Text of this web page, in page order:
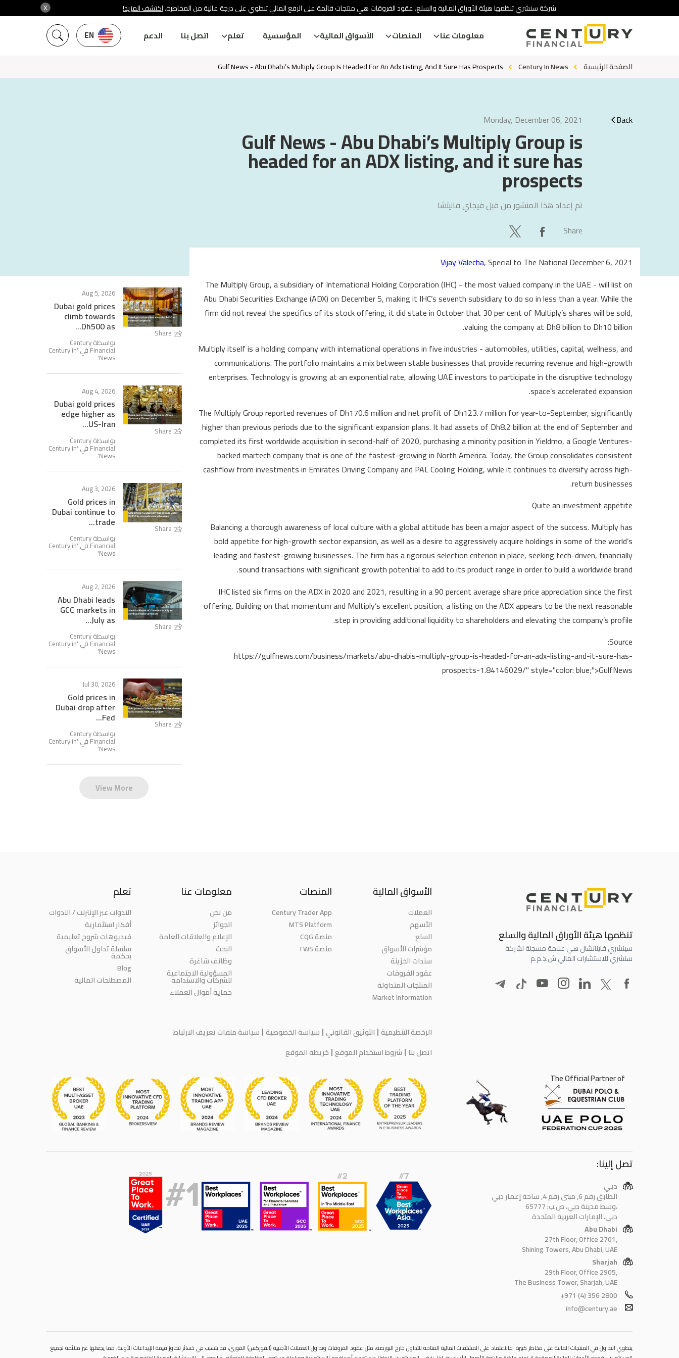
X شركة سنشري تنظمها هيئة الأوراق المالية والسلع. عقود الفروقات هي منتجات قائمة على الرفع المالي تنطوي على درجة عالية من المخاطرة.اكتشف المزيد!
EN معلومات عنا المنصات الأسواق المالية المؤسسية تعلم اتصل بنا الدعم
الصفحة الرئيسية Century In News
Gulf News - Abu Dhabi’s Multiply Group Is Headed For An Adx Listing, And It Sure Has Prospects
Back
Monday, December 06, 2021
Gulf News - Abu Dhabi’s Multiply Group is
headed for an ADX listing, and it sure has
prospects
تم إعداد هذا المنشور من قبل فيجاي فاليتشا
Share
Vijay Valecha, Special to The National December 6, 2021
The Multiply Group, a subsidiary of International Holding Corporation (IHC) - the most valued company in the UAE - will list on
Abu Dhabi Securities Exchange (ADX) on December 5, making it IHC’s seventh subsidiary to do so in less than a year. While the
firm did not reveal the specifics of its stock offering, it did state in October that 30 per cent of Multiply’s shares will be sold,
valuing the company at Dh8 billion to Dh10 billion.
Multiply itself is a holding company with international operations in five industries - automobiles, utilities, capital, wellness, and
communications. The portfolio maintains a mix between stable businesses that provide recurring revenue and high-growth
enterprises. Technology is growing at an exponential rate, allowing UAE investors to participate in the disruptive technology
space’s accelerated expansion.
The Multiply Group reported revenues of Dh170.6 million and net profit of Dh123.7 million for year-to-September, significantly
higher than previous periods due to the significant expansion plans. It had assets of Dh8.2 billion at the end of September and
completed its first worldwide acquisition in second-half of 2020, purchasing a minority position in Yieldmo, a Google Ventures-
backed martech company that is one of the fastest-growing in North America. Today, the Group consolidates consistent
cashflow from investments in Emirates Driving Company and PAL Cooling Holding, while it continues to diversify across high-
return businesses.
Quite an investment appetite
Balancing a thorough awareness of local culture with a global attitude has been a major aspect of the success. Multiply has
bold appetite for high-growth sector expansion, as well as a desire to aggressively acquire holdings in some of the world’s
leading and fastest-growing businesses. The firm has a rigorous selection criterion in place, seeking tech-driven, financially
sound transactions with significant growth potential to add to its product range in order to build a worldwide brand.
IHC listed six firms on the ADX in 2020 and 2021, resulting in a 90 percent average share price appreciation since the first
offering. Building on that momentum and Multiply’s excellent position, a listing on the ADX appears to be the next reasonable
step in providing additional liquidity to shareholders and elevating the company’s profile.
Source:
https://gulfnews.com/business/markets/abu-dhabis-multiply-group-is-headed-for-an-adx-listing-and-it-sure-has-
prospects-1.84146029/" style="color: blue;">GulfNews
Share
Aug 5, 2026
Dubai gold prices
climb towards
Dh500 as...
بواسطة Century
Financial في ' Century in
News
'
Share
Aug 4, 2026
Dubai gold prices
edge higher as
US-Iran...
بواسطة Century
Financial في ' Century in
News
'
Share
Aug 3, 2026
Gold prices in
Dubai continue to
trade...
بواسطة Century
Financial في ' Century in
News
'
Share
Aug 2, 2026
Abu Dhabi leads
GCC markets in
July as...
بواسطة Century
Financial في ' Century in
News
'
Share
Jul 30, 2026
Gold prices in
Dubai drop after
Fed...
بواسطة Century
Financial في ' Century in
News
'
View More
تنظمها هيئة الأوراق المالية والسلع
سينشري فاينانشال هي علامة مسجلة لشركة
سنشري للاستشارات المالي ش.ذ.م.م
الأسواق المالية
العملات
الأسهم
السلع
مؤشرات الأسواق
سندات الخزينة
عقود الفروقات
المنتجات المتداولة
Market Information
المنصات
Century Trader App
MT5 Platform
منصة CQG
منصة TWS
معلومات عنا
من نحن
الجوائز
الإعلام والعلاقات العامة
البحث
وظائف شاغرة
المسؤولية الاجتماعية
للشركات والاستدامة
حماية أموال العملاء
تعلم
الندوات عبر الإنترنت / الندوات
أفكار استثمارية
فيديوهات شروح تعليمية
سلسلة تداول الأسواق
بحكمة
Blog
المصطلحات المالية
الرخصة التنظيمية التوثيق القانوني سياسة الخصوصية سياسة ملفات تعريف الارتباط
اتصل بنا شروط استخدام الموقع خريطة الموقع
The Official Partner of
تصل إلينا:
دبي
الطابق رقم 6, مبنى رقم 4, ساحة إعمار دبي
وسط مدينة دبي، ص.ب: 65777،
دبي، الإمارات العربية المتحدة
Abu Dhabi
27th Floor, Office 2701,
Shining Towers, Abu Dhabi, UAE
Sharjah
29th Floor, Office 2905,
The Business Tower, Sharjah, UAE
+971 (4) 356 2800
info@century.ae
ينطوي التداول في المنتجات المالية على مخاطر كبيرة. فالاعتماد على المشتقات المالية المتاحة للتداول خارح البورصة، مثل عقود الفروقات وتداول العملات الأجنبية (الفوركس) الفوري، قد يتسبب في خسائر تتجاوز قيمة الإيداعات الأولية، مما يجعلها غير ملائمة لجميع